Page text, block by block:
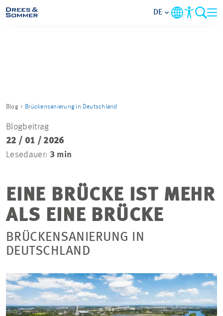
UNTERNEHMEN
PROJEKTE
KONTAKT
DE
Blog Brückensanierung in Deutschland
Blogbeitrag
22 / 01 / 2026
Lesedauer: 3 min
EINE BRÜCKE IST MEHR
ALS EINE BRÜCKE
BRÜCKENSANIERUNG IN
DEUTSCHLAND